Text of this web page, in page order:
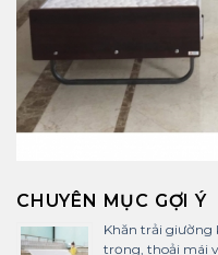
CHUYÊN MỤC GỢI Ý
Khăn trải giường
trọng, thoải mái